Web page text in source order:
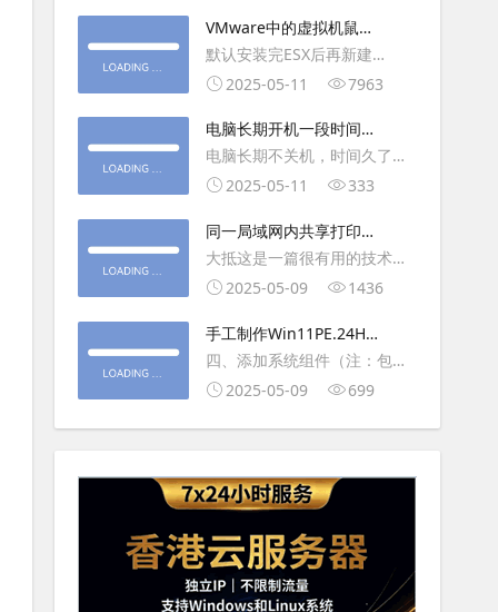
名文件4、完最低
平台：WindowsX64界面语
言：英语/匈牙利/匈牙利/越南/
荷兰/印尼/西班牙/西班牙语/意
大利
VMware中的虚拟机鼠标
移动缓慢,VMware虚拟机
卡顿慢,鼠标移动卡顿问题
默认安装完ESX后再新建
WINDOWS虚拟主机，如
操作虚拟主机，鼠标会非常
钝，这是因为虚拟机没有鼠标
驱动，通过安装vmwaretool后
就可以解决此问
2025-05-11 7963
电脑长期开机一段时间就
卡顿怎么处理
电脑长期不关机，时间久了就
会一直卡，CPU和内存都没占
久，打开任务管理器5秒钟。一
般重启下电脑就可以了或重启
下资源管理器(explorer.exe进
程).
2025-05-11 333
同一局域网内共享打印机
的连接及相关问题解决方
法
大抵这是一篇很有用的技术教
程文章吧！涉及的内容普遍而
不自觉地点赞收藏吧~包含内容
有：共享前的准备工作在设置
打印机共享之前，你得先确保
两台电脑
2025-05-09 1436
手工制作Win11PE.24H2
LTSC2024详细教程2
四、添加系统组件（注：包含
DWM、BitLocker解锁、MMC
第5卷提取以下文件到BOOT文
件夹：;DWM桌面窗口管理器
2025-05-09 699